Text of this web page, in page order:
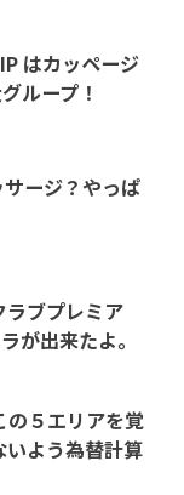
はカッページ
ループ！
ージ？やっぱ
ラブプレミア
が出来たよ。
５エリアを覚
いよう為替計算